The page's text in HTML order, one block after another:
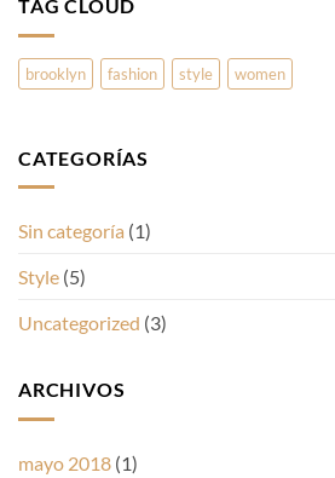
TAG CLOUD
brooklyn fashion style women
CATEGORÍAS
Sin categoría (1)
Style (5)
Uncategorized (3)
ARCHIVOS
mayo 2018 (1)